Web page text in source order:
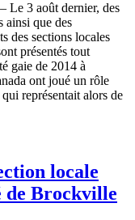
Le 3 août dernier, des
ainsi que des
des sections locales
présentés tout
gaie de 2014 à
ont joué un rôle
représentait alors de
locale
de Brockville